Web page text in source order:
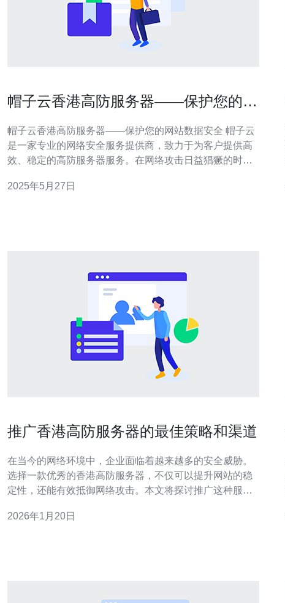
帽子云香港高防服务器——保护您的网
帽子云香港高防服务器——保护您的网站数据安全 帽子云
是一家专业的网络安全服务提供商，致力于为客户提供高
效、稳定的高防服务器服务。在网络攻击日益猖獗的时
的香港高防服务器具有许多优势，其中包括： 地理位置优
2025年5月27日
推广香港高防服务器的最佳策略和渠道
在当今的网络环境中，企业面临着越来越多的安全威胁。
选择一款优秀的香港高防服务器，不仅可以提升网站的稳
定性，还能有效抵御网络攻击。本文将探讨推广这种服务
选择适合的推广渠道？ 在推广香港高防服务器时，选择合
2026年1月20日